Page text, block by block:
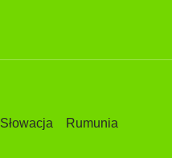
Słowacja Rumunia